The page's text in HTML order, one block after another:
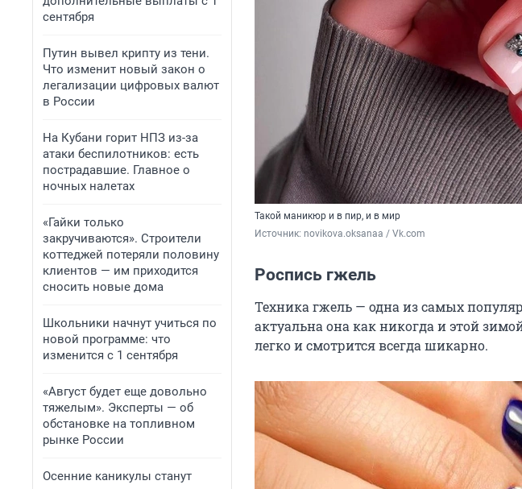
сентября
Путин вывел крипту из тени.
Что изменит новый закон о
легализации цифровых валют
в России
На Кубани горит НПЗ из-за
атаки беспилотников: есть
пострадавшие. Главное о
ночных налетах
«Гайки только
закручиваются». Строители
коттеджей потеряли половину
клиентов — им приходится
сносить новые дома
Школьники начнут учиться по
новой программе: что
изменится с 1 сентября
«Август будет еще довольно
тяжелым». Эксперты — об
обстановке на топливном
рынке России
Осенние каникулы станут
Такой маникюр и в пир, и в мир
Источник: novikova.oksanaa / Vk.com
Роспись гжель
Техника гжель — одна из самых
актуальна она как никогда и этой
легко и смотрится всегда шикарно.